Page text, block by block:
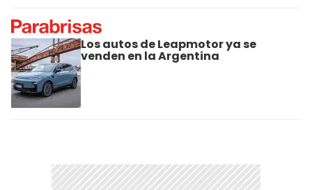
Los autos de Leapmotor ya se
venden en la Argentina